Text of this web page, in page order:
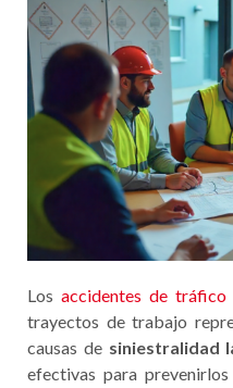
Losaccidentes de
trayectos de trabajo
causas desiniestralidad
efectivas para